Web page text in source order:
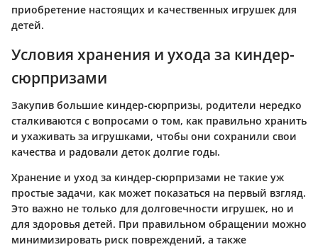
приобретение настоящих и качественных игрушек для
детей.
Условия хранения и ухода за киндер-
сюрпризами
Закупив большие киндер-сюрпризы, родители нередко
сталкиваются с вопросами о том, как правильно хранить
и ухаживать за игрушками, чтобы они сохранили свои
качества и радовали деток долгие годы.
Хранение и уход за киндер-сюрпризами не такие уж
простые задачи, как может показаться на первый взгляд.
Это важно не только для долговечности игрушек, но и
для здоровья детей. При правильном обращении можно
минимизировать риск повреждений, а также